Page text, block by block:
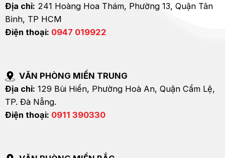
Địa chỉ: 241 Hoàng Hoa Thám, Phường 13, Quận Tân
Bình, TP HCM
Điện thoại: 0947 019922
VĂN PHÒNG MIỀN TRUNG
Địa chỉ: 129 Bùi Hiển, Phường Hoà An, Quận Cẩm Lệ,
TP. Đà Nẵng.
Điện thoại: 0911 390330